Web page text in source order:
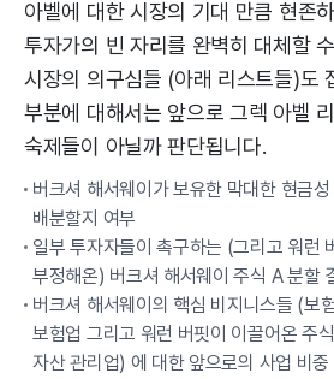
아벨에 대한 시장의 기대 만큼 현존
투자가의 빈 자리를 완벽히 대체할
시장의 의구심들 (아래 리스트들)도
부분에 대해서는 앞으로 그렉 아벨
숙제들이 아닐까 판단됩니다.
버크셔 해서웨이가 보유한 막대한 현금
배분할지 여부
일부 투자자들이 촉구하는 (그리고 워런
부정해온) 버크셔 해서웨이 주식 A 분할
버크셔 해서웨이의 핵심 비지니스들 (보
보험업 그리고 워런 버핏이 이끌어온 주
자산 관리업) 에 대한 앞으로의 사업 비중